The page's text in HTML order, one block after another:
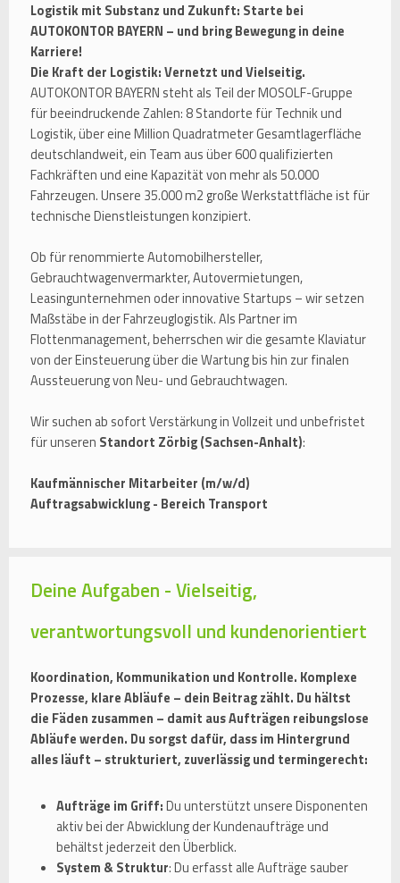
Logistik mit Substanz und Zukunft: Starte bei
AUTOKONTOR BAYERN – und bring Bewegung in deine
Karriere!
Die Kraft der Logistik: Vernetzt und Vielseitig.
AUTOKONTOR BAYERN steht als Teil der MOSOLF-Gruppe
für beeindruckende Zahlen: 8 Standorte für Technik und
Logistik, über eine Million Quadratmeter Gesamtlagerfläche
deutschlandweit, ein Team aus über 600 qualifizierten
Fachkräften und eine Kapazität von mehr als 50.000
Fahrzeugen. Unsere 35.000 m2 große Werkstattfläche ist für
technische Dienstleistungen konzipiert.
Ob für renommierte Automobilhersteller,
Gebrauchtwagenvermarkter, Autovermietungen,
Leasingunternehmen oder innovative Startups – wir setzen
Maßstäbe in der Fahrzeuglogistik. Als Partner im
Flottenmanagement, beherrschen wir die gesamte Klaviatur
von der Einsteuerung über die Wartung bis hin zur finalen
Aussteuerung von Neu- und Gebrauchtwagen.
Wir suchen ab sofort Verstärkung in Vollzeit und unbefristet
für unseren Standort Zörbig (Sachsen-Anhalt):
Kaufmännischer Mitarbeiter (m/w/d)
Auftragsabwicklung - Bereich Transport
Deine Aufgaben - Vielseitig,
verantwortungsvoll und kundenorientiert
Koordination, Kommunikation und Kontrolle. Komplexe
Prozesse, klare Abläufe – dein Beitrag zählt. Du hältst
die Fäden zusammen – damit aus Aufträgen reibungslose
Abläufe werden. Du sorgst dafür, dass im Hintergrund
alles läuft – strukturiert, zuverlässig und termingerecht:
Aufträge im Griff:Du unterstützt unsere Disponenten
aktiv bei der Abwicklung der Kundenaufträge und
behältst jederzeit den Überblick.
System & Struktur: Du erfasst alle Aufträge sauber